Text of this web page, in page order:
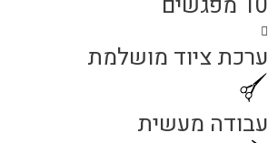
ערכת ציוד מושלמת
עבודה מעשית